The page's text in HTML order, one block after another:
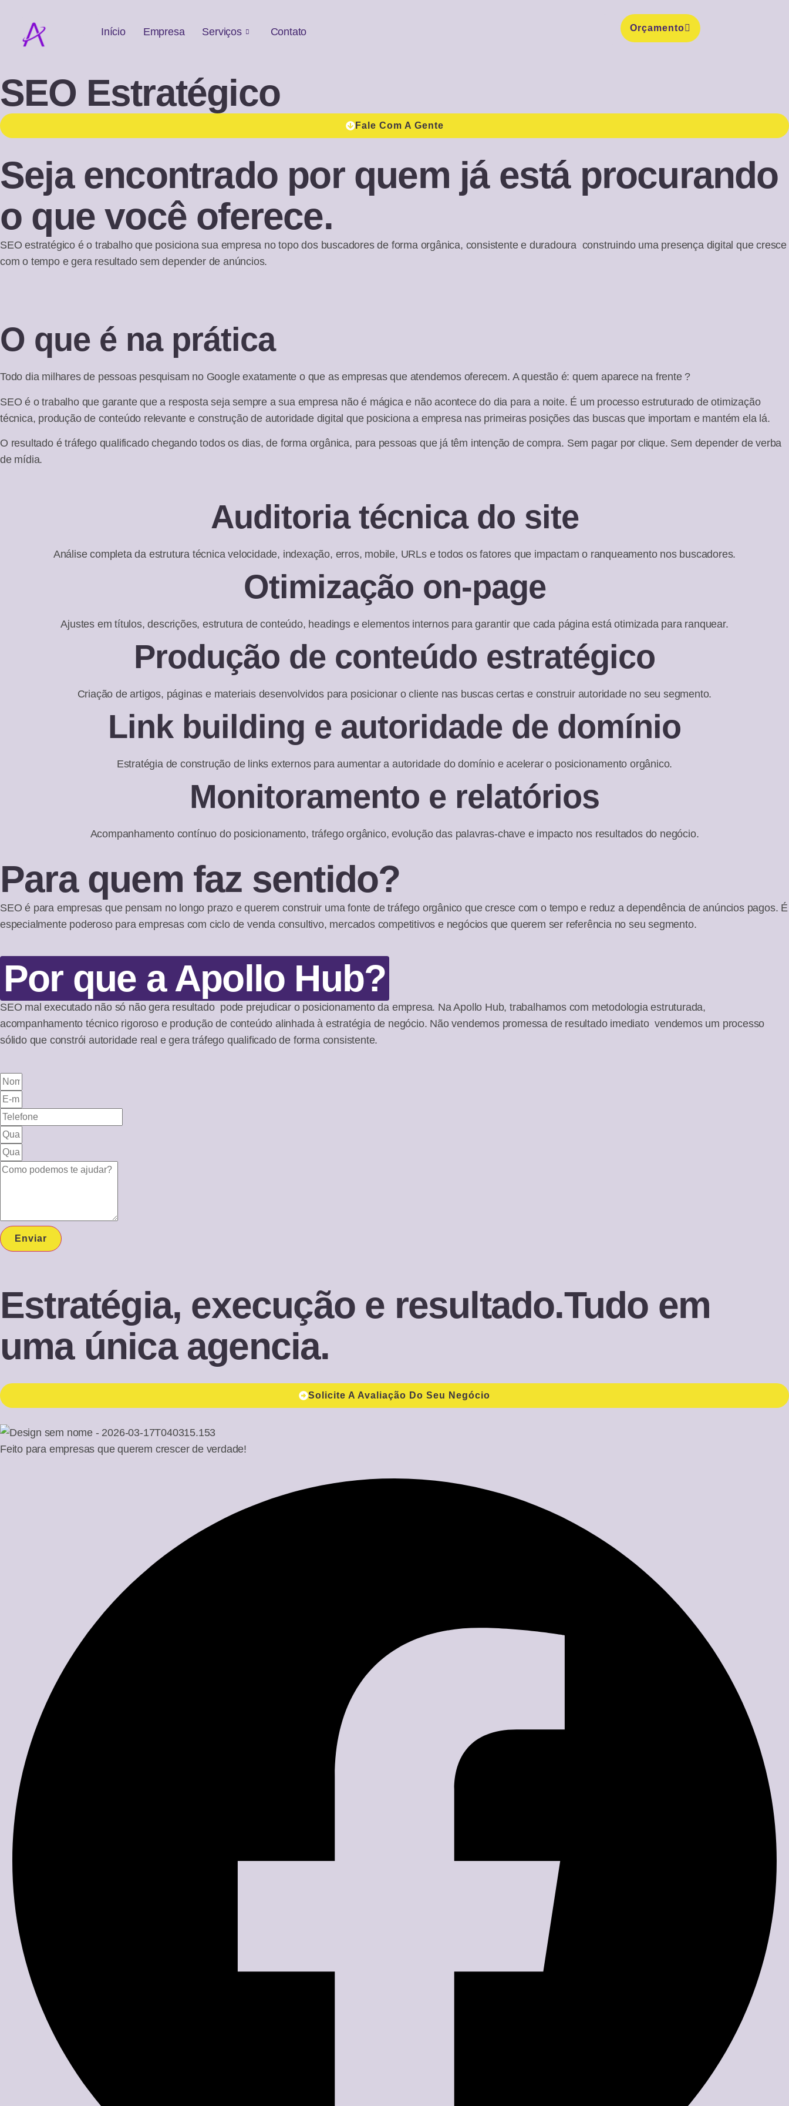
Início Empresa Serviços Contato Orçamento
SEO Estratégico
Fale Com A Gente
Seja encontrado por quem já está procurando
o que você oferece.
SEO estratégico é o trabalho que posiciona sua empresa no topo dos buscadores de forma orgânica, consistente e duradoura construindo uma presença digital que cresce
com o tempo e gera resultado sem depender de anúncios.
O que é na prática
Todo dia milhares de pessoas pesquisam no Google exatamente o que as empresas que atendemos oferecem. A questão é: quem aparece na frente ?
SEO é o trabalho que garante que a resposta seja sempre a sua empresa não é mágica e não acontece do dia para a noite. É um processo estruturado de otimização
técnica, produção de conteúdo relevante e construção de autoridade digital que posiciona a empresa nas primeiras posições das buscas que importam e mantém ela lá.
O resultado é tráfego qualificado chegando todos os dias, de forma orgânica, para pessoas que já têm intenção de compra. Sem pagar por clique. Sem depender de verba
de mídia.
Auditoria técnica do site
Análise completa da estrutura técnica velocidade, indexação, erros, mobile, URLs e todos os fatores que impactam o ranqueamento nos buscadores.
Otimização on-page
Ajustes em títulos, descrições, estrutura de conteúdo, headings e elementos internos para garantir que cada página está otimizada para ranquear.
Produção de conteúdo estratégico
Criação de artigos, páginas e materiais desenvolvidos para posicionar o cliente nas buscas certas e construir autoridade no seu segmento.
Link building e autoridade de domínio
Estratégia de construção de links externos para aumentar a autoridade do domínio e acelerar o posicionamento orgânico.
Monitoramento e relatórios
Acompanhamento contínuo do posicionamento, tráfego orgânico, evolução das palavras-chave e impacto nos resultados do negócio.
Para quem faz sentido?
SEO é para empresas que pensam no longo prazo e querem construir uma fonte de tráfego orgânico que cresce com o tempo e reduz a dependência de anúncios pagos. É
especialmente poderoso para empresas com ciclo de venda consultivo, mercados competitivos e negócios que querem ser referência no seu segmento.
Por que a Apollo Hub?
SEO mal executado não só não gera resultado pode prejudicar o posicionamento da empresa. Na Apollo Hub, trabalhamos com metodologia estruturada,
acompanhamento técnico rigoroso e produção de conteúdo alinhada à estratégia de negócio. Não vendemos promessa de resultado imediato vendemos um processo
sólido que constrói autoridade real e gera tráfego qualificado de forma consistente.
Enviar
Estratégia, execução e resultado.Tudo em
uma única agencia.
Solicite A Avaliação Do Seu Negócio
Feito para empresas que querem crescer de verdade!